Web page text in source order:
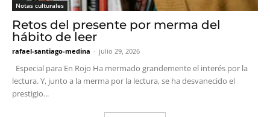
Notas culturales
Retos del presente por merma del
hábito de leer
rafael-santiago-medina - julio 29, 2026
Especial para En Rojo Ha mermado grandemente el interés por la
lectura. Y, junto a la merma por la lectura, se ha desvanecido el
prestigio...